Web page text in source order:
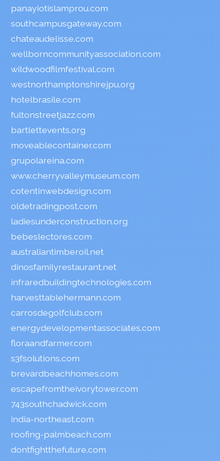
panayiotislamprou.com
southcampusgateway.com
chateaudelisse.com
wellborncommunityassociation.com
wildwoodfilmfestival.com
westnorthamptonshirejpu.org
hotelbrasile.com
fultonstreetjazz.com
bartlettevents.org
moveablecontainer.com
grupolareina.com
www.cherryvalleymuseum.com
cotentinwebdesign.com
oldetradingpost.com
ladiesunderconstruction.org
bebeslectores.com
australiantimberoil.net
dinosfamilyrestaurant.net
infraredbuildingtechnologies.com
harvesttablehermann.com
carrosdegolfclub.com
energydevelopmentassociates.com
floraandfarmer.com
s3fsolutions.com
brevardbeachhomes.com
escapefromtheivorytower.com
743southchadwick.com
india-northeast.com
roofing-palmbeach.com
dontfightthefuture.com